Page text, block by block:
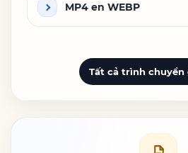
MP4 en WEBP
Tất cả trình chuyển